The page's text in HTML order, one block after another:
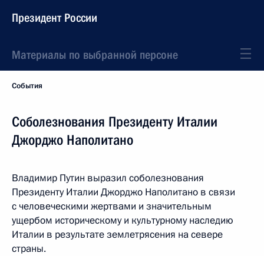
Президент России
Материалы по выбранной персоне
События
Соболезнования Президенту Италии
Джорджо Наполитано
Владимир Путин выразил соболезнования
Президенту Италии Джорджо Наполитано в связи
с человеческими жертвами и значительным
ущербом историческому и культурному наследию
Италии в результате землетрясения на севере
страны.